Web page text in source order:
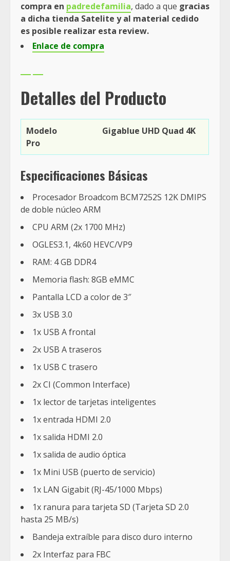
compra en padredefamilia, dado a que gracias
a dicha tienda Satelite y al material cedido
es posible realizar esta review.
Enlace de compra
Detalles del Producto
Modelo Gigablue UHD Quad 4K
Pro
Especificaciones Básicas
Procesador Broadcom BCM7252S 12K DMIPS
de doble núcleo ARM
CPU ARM (2x 1700 MHz)
OGLES3.1, 4k60 HEVC/VP9
RAM: 4 GB DDR4
Memoria flash: 8GB eMMC
Pantalla LCD a color de 3″
3x USB 3.0
1x USB A frontal
2x USB A traseros
1x USB C trasero
2x CI (Common Interface)
1x lector de tarjetas inteligentes
1x entrada HDMI 2.0
1x salida HDMI 2.0
1x salida de audio óptica
1x Mini USB (puerto de servicio)
1x LAN Gigabit (RJ-45/1000 Mbps)
1x ranura para tarjeta SD (Tarjeta SD 2.0
hasta 25 MB/s)
Bandeja extraíble para disco duro interno
2x Interfaz para FBC